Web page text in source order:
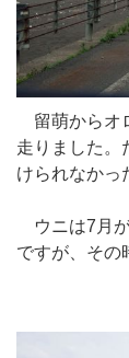
留萌からオ
走りました。
けられなかっ
ウニは7月
ですが、その